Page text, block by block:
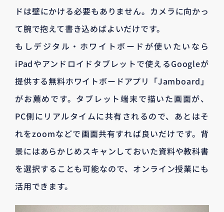
ドは壁にかける必要もありません。カメラに向かっ
て腕で抱えて書き込めばよいだけです。
もしデジタル・ホワイトボードが使いたいなら
iPadやアンドロイドタブレットで使えるGoogleが
提供する無料ホワイトボードアプリ「Jamboard」
がお薦めです。タブレット端末で描いた画面が、
PC側にリアルタイムに共有されるので、あとはそ
れをzoomなどで画面共有すれば良いだけです。背
景にはあらかじめスキャンしておいた資料や教科書
を選択することも可能なので、オンライン授業にも
活用できます。